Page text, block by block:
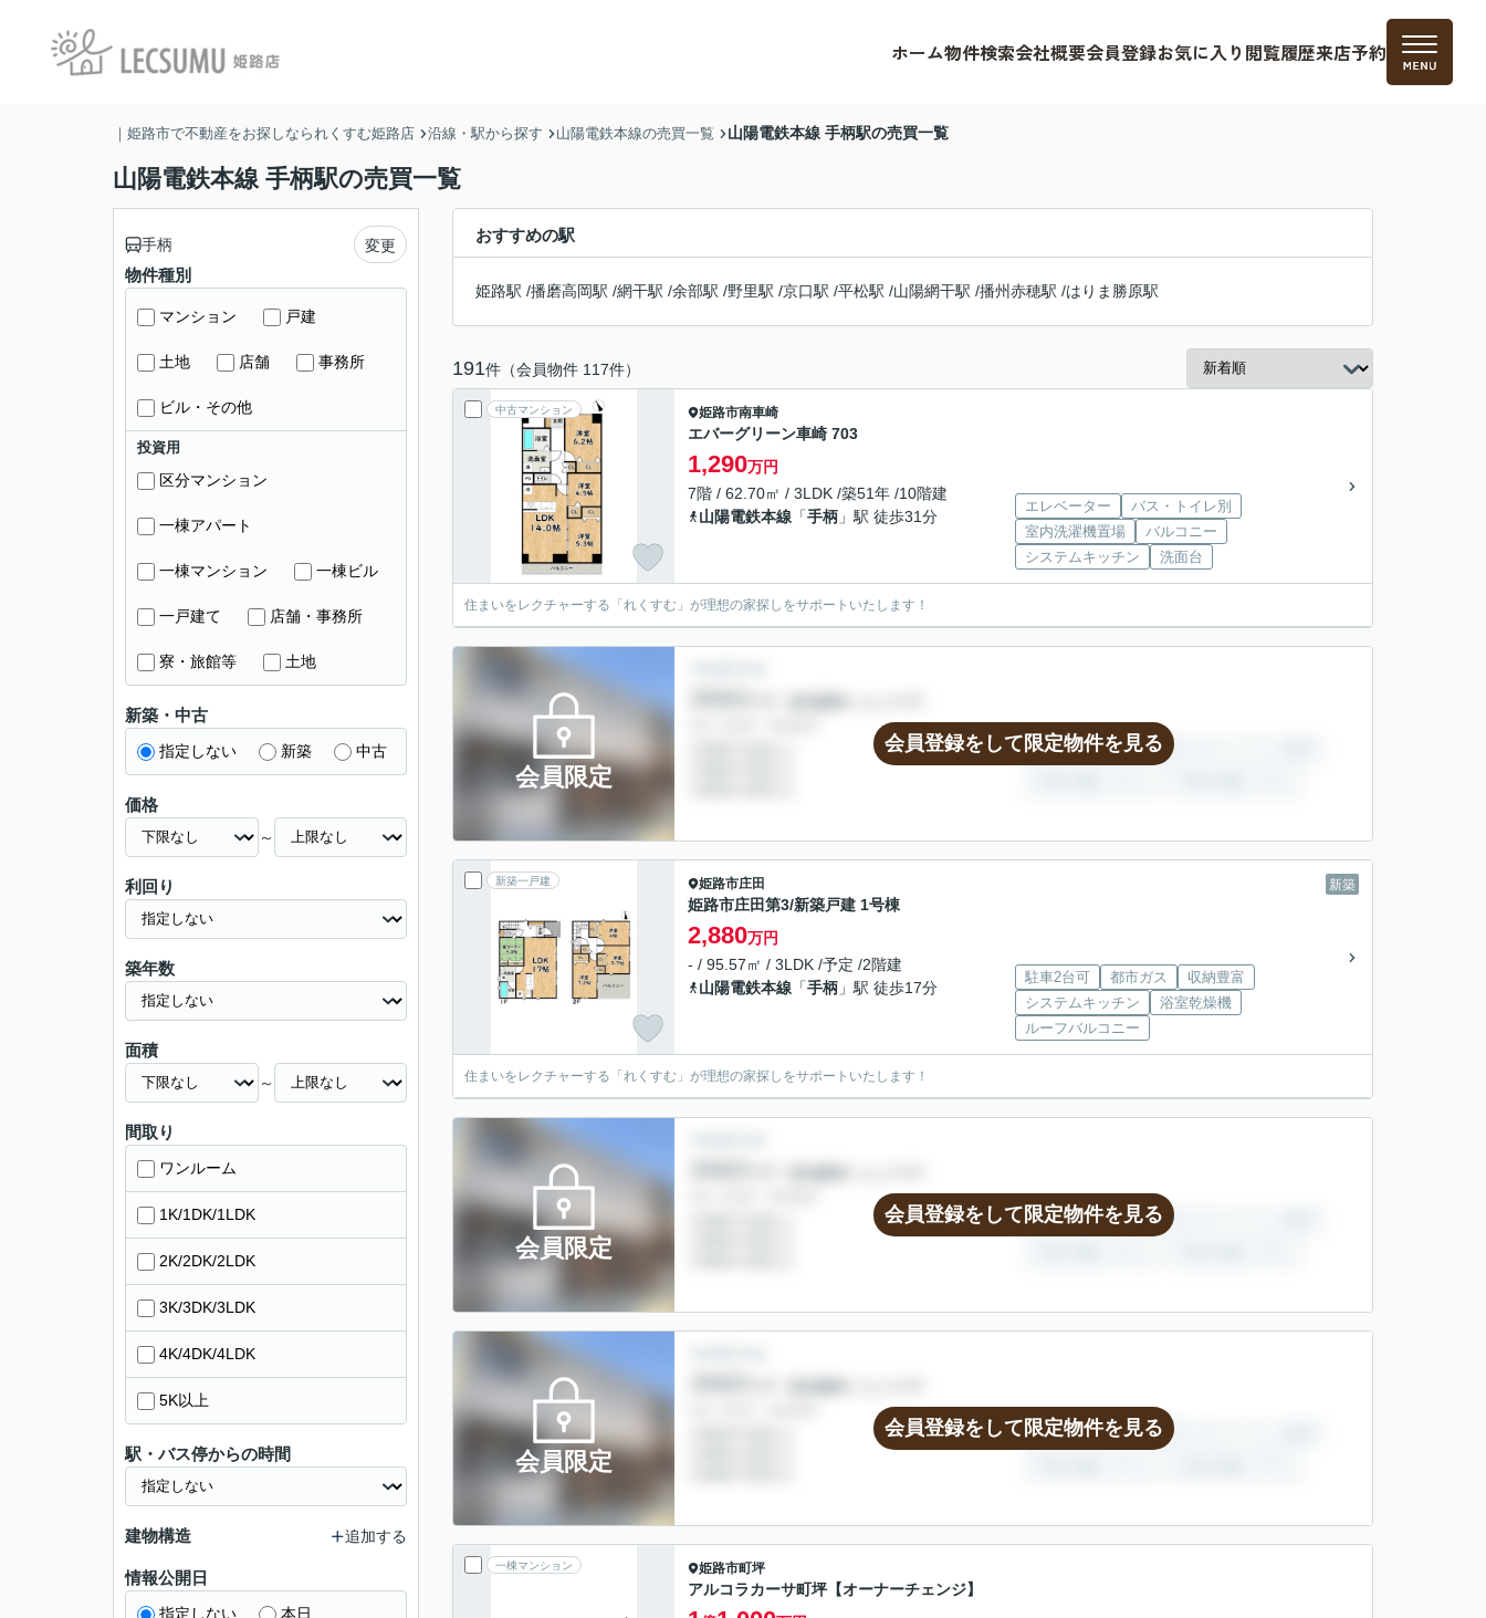
ホーム物件検索会社概要会員登録お気に入り 閲覧履歴来店予約
｜姫路市で不動産をお探しなられくすむ姫路店 沿線・駅から探す 山陽電鉄本線の売買一覧 山陽電鉄本線 手柄駅の売買一覧
山陽電鉄本線 手柄駅の売買一覧
おすすめの駅
姫路駅 /播磨高岡駅 /網干駅 /余部駅 /野里駅 /京口駅 /平松駅 /山陽網干駅 /播州赤穂駅 /はりま勝原駅
191件（会員物件 117件）
中古マンション 姫路市南車崎
エバーグリーン車崎 703
1,290万円
7階 / 62.70㎡ / 3LDK /築51年 /10階建
山陽電鉄本線 「手柄 」駅 徒歩31分
エレベーター
バス・トイレ別
室内洗濯機置場
バルコニー
システムキッチン
洗面台
住まいをレクチャーする「れくすむ」が理想の家探しをサポートいたします！
会員限定
会員登録をして限定物件を見る
新築一戸建 新築
姫路市庄田
姫路市庄田第3/新築戸建 1号棟
2,880万円
- / 95.57㎡ / 3LDK /予定 /2階建
山陽電鉄本線 「手柄 」駅 徒歩17分
駐車2台可 都市ガス
収納豊富
システムキッチン
浴室乾燥機
ルーフバルコニー
住まいをレクチャーする「れくすむ」が理想の家探しをサポートいたします！
会員限定
会員登録をして限定物件を見る
会員限定
会員登録をして限定物件を見る
一棟マンション 姫路市町坪
アルコラカーサ町坪【オーナーチェンジ】
手柄 変更
物件種別
マンション 戸建
土地 店舗 事務所
ビル・その他
投資用
区分マンション
一棟アパート
一棟マンション 一棟ビル
一戸建て 店舗・事務所
寮・旅館等 土地
新築・中古
指定しない 新築 中古
価格
～
利回り
築年数
面積
～
間取り
ワンルーム
1K/1DK/1LDK
2K/2DK/2LDK
3K/3DK/3LDK
4K/4DK/4LDK
5K以上
駅・バス停からの時間
建物構造 追加する
情報公開日
指定しない 本日